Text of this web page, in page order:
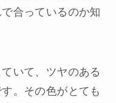
合っているのか知
いて、ツヤのある
。その色がとても